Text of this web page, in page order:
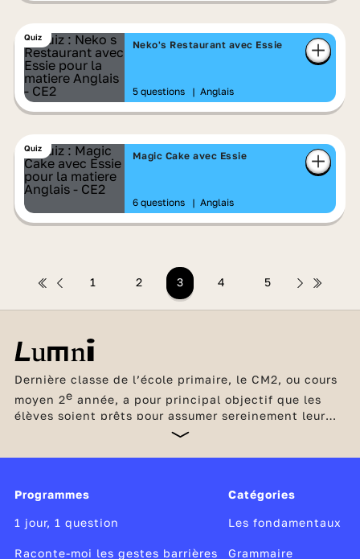
Quiz
Neko's Restaurant avec Essie
5 questions | Anglais
Quiz
Magic Cake avec Essie
6 questions | Anglais
1 2 3 4 5
Dernière classe de l’école primaire, le CM2, ou cours
moyen 2e année, a pour principal objectif que les
élèves soient prêts pour assumer sereinement leur
future entrée au collège. Les bases en français et en
de calcul et de résolution de problèmes. Des
enseignements obligatoires à l'école élémentaire.
Programmes
1 jour, 1 question
Raconte-moi les gestes barrières
Catégories
Les fondamentaux
Grammaire